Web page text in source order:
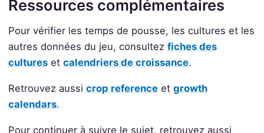
Ressources complémentaires
Pour vérifier les temps de pousse, les cultures et les
autres données du jeu, consultez fiches des
cultureset calendriers de croissance.
Retrouvez aussi crop referenceet growth
calendars.
Pour continuer à suivre le sujet, retrouvez aussi